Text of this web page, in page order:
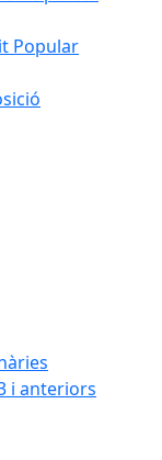
Popular
i anteriors